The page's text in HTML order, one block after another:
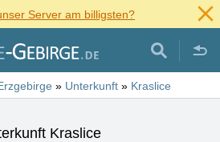
Server am billigsten?
» Unterkunft » Kraslice
Kraslice